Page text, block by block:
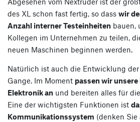
des XL schon fast fertig, so dass wir
Anzahl interner Testeinheiten bauen,
Kollegen im Unternehmen zu teilen,
neuen Maschinen beginnen werden.
Natürlich ist auch die Entwicklung
Gange. Im Moment passen wir
Elektronik an und bereiten alles für
Eine der wichtigsten Funktionen ist
Kommunikationssystem (denken